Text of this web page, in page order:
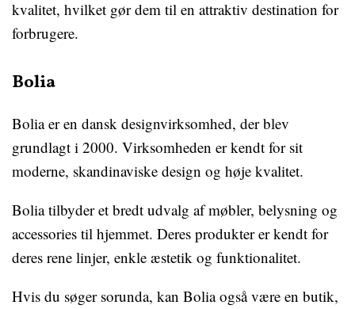
kvalitet, hvilket gør dem til en attraktiv destination for
forbrugere.
Bolia
Bolia er en dansk designvirksomhed, der blev
grundlagt i 2000. Virksomheden er kendt for sit
moderne, skandinaviske design og høje kvalitet.
Bolia tilbyder et bredt udvalg af møbler, belysning og
accessories til hjemmet. Deres produkter er kendt for
deres rene linjer, enkle æstetik og funktionalitet.
Hvis du søger sorunda, kan Bolia også være en butik,